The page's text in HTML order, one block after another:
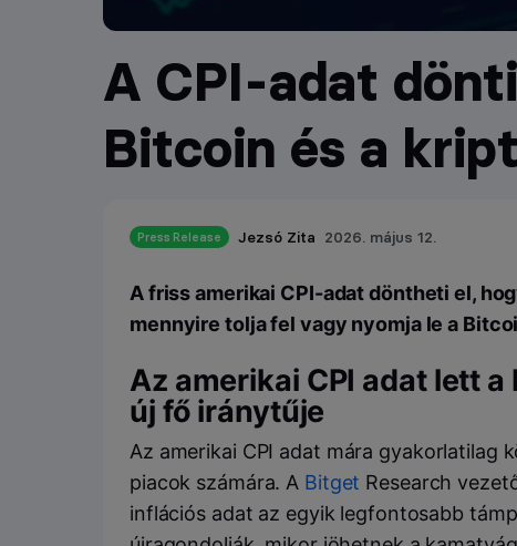
A CPI-adat
Bitcoin és a
Press Release Jezsó Zita 2026. május 12.
A friss amerikai CPI-adat döntheti el,
mennyire tolja fel vagy nyomja le a
Az amerikai CPI adat lett
új fő iránytűje
Az amerikai CPI adat mára gyakorlatilag
piacok számára. A Bitget Research
inflációs adat az egyik legfontosabb